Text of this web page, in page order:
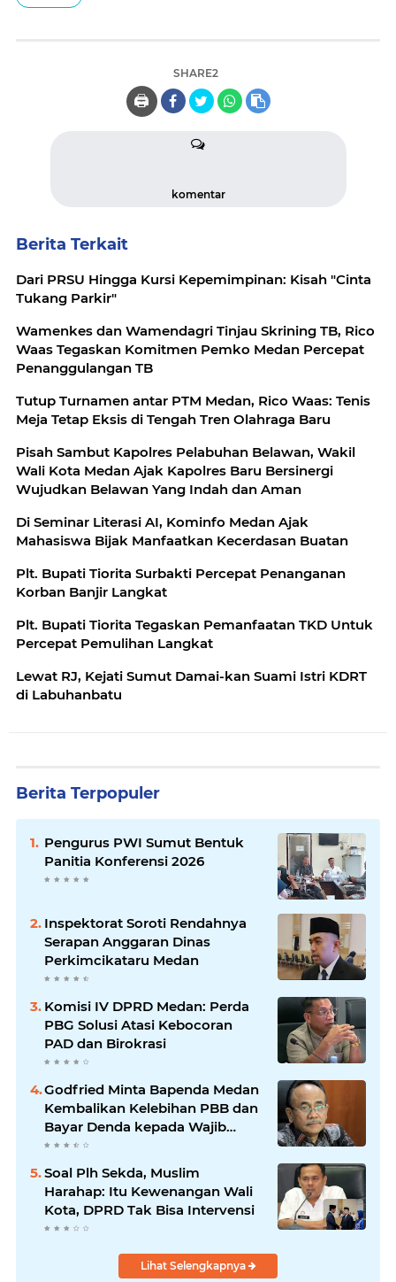
SHARE2
🖨️
komentar
Berita Terkait
Dari PRSU Hingga Kursi Kepemimpinan: Kisah "Cinta
Tukang Parkir"
Wamenkes dan Wamendagri Tinjau Skrining TB, Rico
Waas Tegaskan Komitmen Pemko Medan Percepat
Penanggulangan TB
Tutup Turnamen antar PTM Medan, Rico Waas: Tenis
Meja Tetap Eksis di Tengah Tren Olahraga Baru
Pisah Sambut Kapolres Pelabuhan Belawan, Wakil
Wali Kota Medan Ajak Kapolres Baru Bersinergi
Wujudkan Belawan Yang Indah dan Aman
Di Seminar Literasi AI, Kominfo Medan Ajak
Mahasiswa Bijak Manfaatkan Kecerdasan Buatan
Plt. Bupati Tiorita Surbakti Percepat Penanganan
Korban Banjir Langkat
Plt. Bupati Tiorita Tegaskan Pemanfaatan TKD Untuk
Percepat Pemulihan Langkat
Lewat RJ, Kejati Sumut Damai-kan Suami Istri KDRT
di Labuhanbatu
Berita Terpopuler
Pengurus PWI Sumut Bentuk
Panitia Konferensi 2026
Inspektorat Soroti Rendahnya
Serapan Anggaran Dinas
Perkimcikataru Medan
Komisi IV DPRD Medan: Perda
PBG Solusi Atasi Kebocoran
PAD dan Birokrasi
Godfried Minta Bapenda Medan
Kembalikan Kelebihan PBB dan
Bayar Denda kepada Wajib
Pajak
Soal Plh Sekda, Muslim
Harahap: Itu Kewenangan Wali
Kota, DPRD Tak Bisa Intervensi
Lihat Selengkapnya